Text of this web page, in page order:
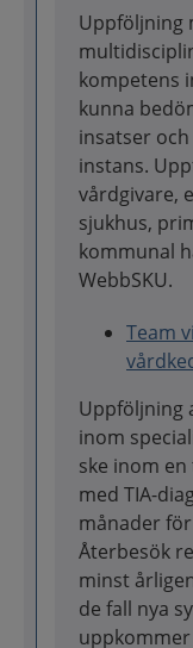
Uppföljning
kompetens
kunna
insatser
instans.
vårdgivare,
sjukhus,
kommunal
WebbSKU.
Team
Uppföljning
inom
ske inom
med TIA-
månader
Återbesök
minst
de fall nya